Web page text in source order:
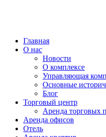
Главная
О нас
Новости
О комплексе
Управляющая
Основные
Блог
Торговый центр
Аренда торговых
Аренда офисов
Отель